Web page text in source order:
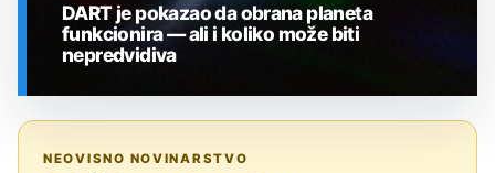
DART je pokazao da obrana planeta
funkcionira — ali i koliko može biti
nepredvidiva
NEOVISNO NOVINARSTVO